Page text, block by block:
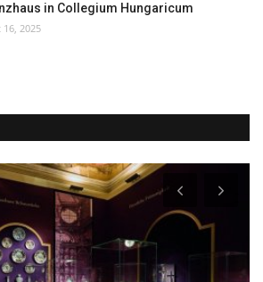
in Collegium Hungaricum
16, 2025